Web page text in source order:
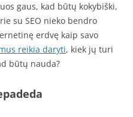
gaus, kad būtų kokybiški,
su SEO nieko bendro
erdvę kaip savo
reikia daryti, kiek jų turi
būtų nauda?